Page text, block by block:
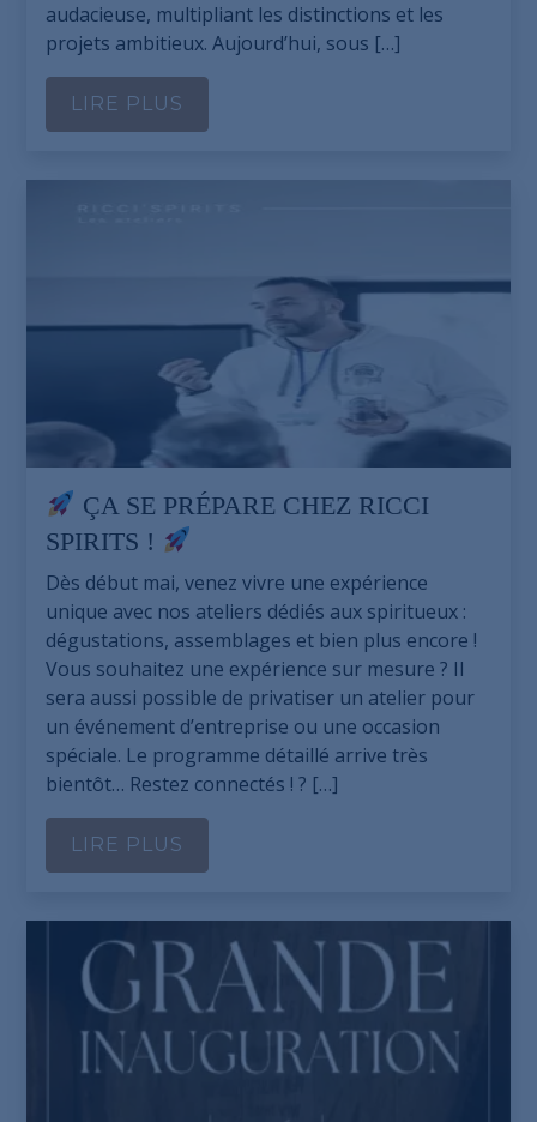
audacieuse, multipliant les distinctions et les
projets ambitieux. Aujourd’hui, sous […]
LIRE PLUS
ÇA SE PRÉPARE CHEZ RICCI
SPIRITS !
Dès début mai, venez vivre une expérience
unique avec nos ateliers dédiés aux spiritueux :
dégustations, assemblages et bien plus encore !
Vous souhaitez une expérience sur mesure ? Il
sera aussi possible de privatiser un atelier pour
un événement d’entreprise ou une occasion
spéciale. Le programme détaillé arrive très
bientôt… Restez connectés ! ? […]
LIRE PLUS